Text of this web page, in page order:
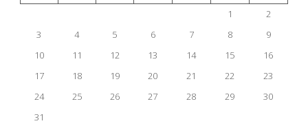
1
2
3
4 5 6 7 8
9
10
11 12 13 14 15
16
17
18 19 20 21 22
23
24
25 26 27 28 29
30
31